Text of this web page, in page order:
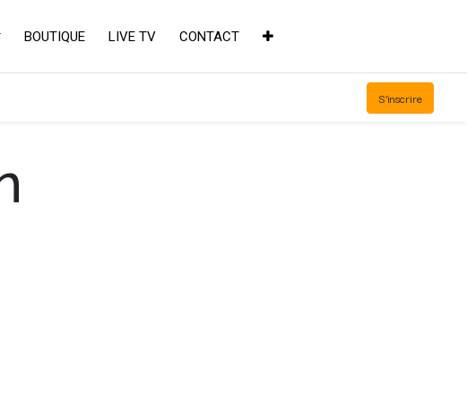
BOUTIQUE LIVE TV CONTACT
S'inscrire